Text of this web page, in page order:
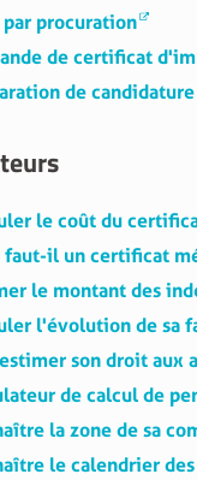
par procuration
de certificat
de
le coût du
faut-il un certificat
le montant des
l'évolution de sa
estimer son droit
de calcul de
la zone de sa
le calendrier